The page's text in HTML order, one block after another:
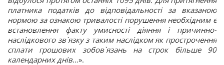
платника податків до відповідальності за вказаною
нормою за ознакою тривалості порушення необхідним є
встановлення факту умисності діяння і причинно-
наслідкового зв`язку з таким наслідком як прострочення
сплати грошових зобов`язань на строк більше 90
календарних днів…».